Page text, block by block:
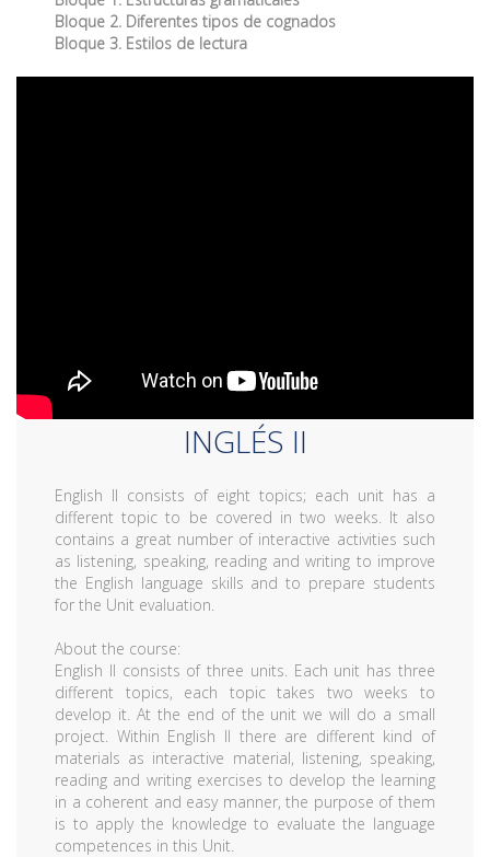
Bloque 2. Diferentes tipos de cognados
Bloque 3. Estilos de lectura
INGLÉS II
English II consists of eight topics; each unit has a
different topic to be covered in two weeks. It also
contains a great number of interactive activities such
as listening, speaking, reading and writing to improve
the English language skills and to prepare students
for the Unit evaluation.
About the course:
English II consists of three units. Each unit has three
different topics, each topic takes two weeks to
develop it. At the end of the unit we will do a small
project. Within English II there are different kind of
materials as interactive material, listening, speaking,
reading and writing exercises to develop the learning
in a coherent and easy manner, the purpose of them
is to apply the knowledge to evaluate the language
competences in this Unit.